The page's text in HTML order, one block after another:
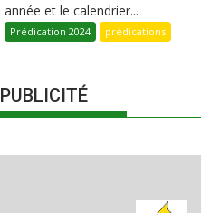
année et le calendrier...
Prédication 2024 prédications
PUBLICITÉ